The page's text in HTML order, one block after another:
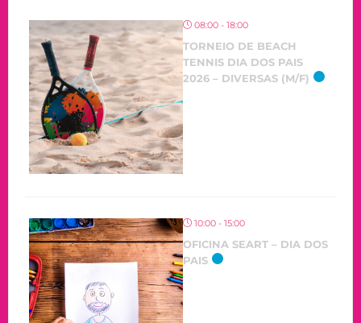
08:00 - 18:00
TORNEIO DE BEACH
TENNIS DIA DOS PAIS
2026 – DIVERSAS (M/F)
10:00 - 15:00
OFICINA SEART – DIA DOS
PAIS